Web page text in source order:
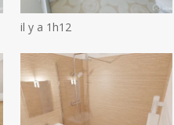
il y a 1h12